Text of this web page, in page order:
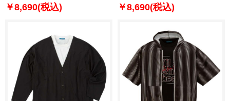
グレー×ホワイト 1258-5300-1
￥8,690(税込)
ブラウン×ホワイト 1258-5300-3
￥8,690(税込)